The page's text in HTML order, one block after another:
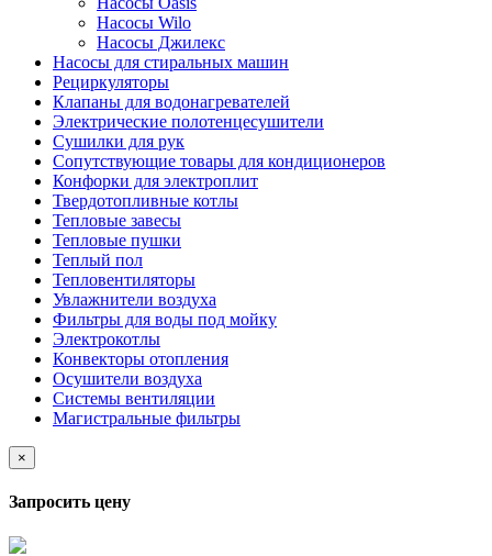
Насосы Wilo
Насосы Джилекс
Насосы для стиральных машин
Рециркуляторы
Клапаны для водонагревателей
Электрические полотенцесушители
Сушилки для рук
Сопутствующие товары для кондиционеров
Конфорки для электроплит
Твердотопливные котлы
Тепловые завесы
Тепловые пушки
Теплый пол
Тепловентиляторы
Увлажнители воздуха
Фильтры для воды под мойку
Электрокотлы
Конвекторы отопления
Осушители воздуха
Системы вентиляции
Магистральные фильтры
×
Запросить цену